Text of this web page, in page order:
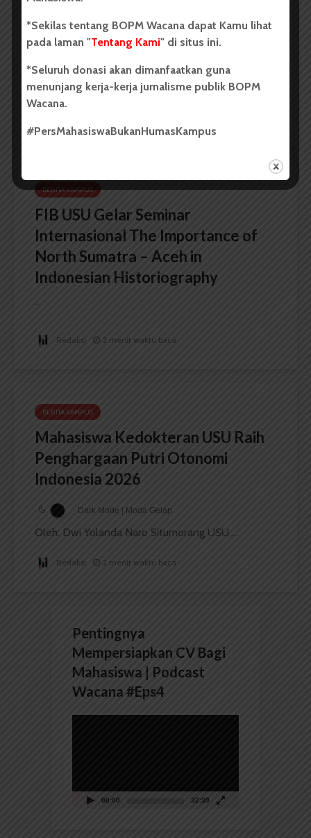
PEKSIMIDA 2026
Dark Mode | Moda Gelap
Oleh: Syarifah Sarah Nurjiha USU, wacana.org –...
BERITA KAMPUS
FIB USU Gelar Seminar
Internasional The Importance of
North Sumatra – Aceh in
Indonesian Historiography
...
Redaksi 2 menit waktu baca
BERITA KAMPUS
Mahasiswa Kedokteran USU Raih
Penghargaan Putri Otonomi
Indonesia 2026
Dark Mode | Moda Gelap
Oleh: Dwi Yolanda Naro Situmorang USU,...
Redaksi 2 menit waktu baca
Pentingnya
Mempersiapkan CV Bagi
Mahasiswa | Podcast
Wacana #Eps4
00:00 32:39
*Sekilas tentang BOPM Wacana dapat Kamu lihat
pada laman "Tentang Kami" di situs ini.
*Seluruh donasi akan dimanfaatkan guna
menunjang kerja-kerja jurnalisme publik BOPM
Wacana.
#PersMahasiswaBukanHumasKampus